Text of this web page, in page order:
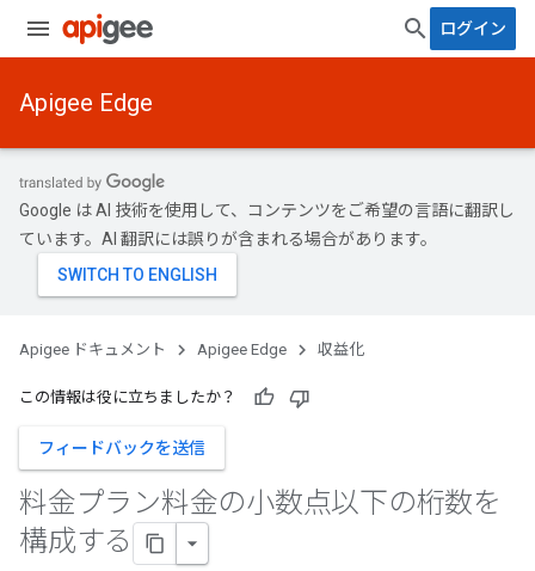
ログイン
Apigee Edge
Google は AI 技術を使用して、コンテンツをご希望の言語に翻訳し
ています。AI 翻訳には誤りが含まれる場合があります。
Apigee ドキュメント Apigee Edge 収益化
この情報は役に立ちましたか？
フィードバックを送信
料金プラン料金の小数点以下の桁数を
構成する